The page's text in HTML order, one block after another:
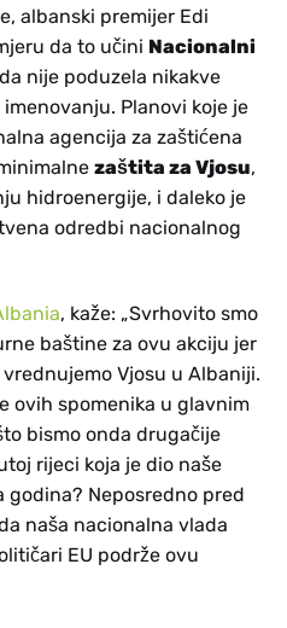
albanski premijer Edi
da to učini Nacionalni
nije poduzela nikakve
Planovi koje je
agencija za zaštićena
zaštita za Vjosu,
hidroenergije, i daleko je
odredbi nacionalnog
, kaže: „Svrhovito smo
baštine za ovu akciju jer
Vjosu u Albaniji.
ovih spomenika u glavnim
bismo onda drugačije
rijeci koja je dio naše
Neposredno pred
naša nacionalna vlada
EU podrže ovu